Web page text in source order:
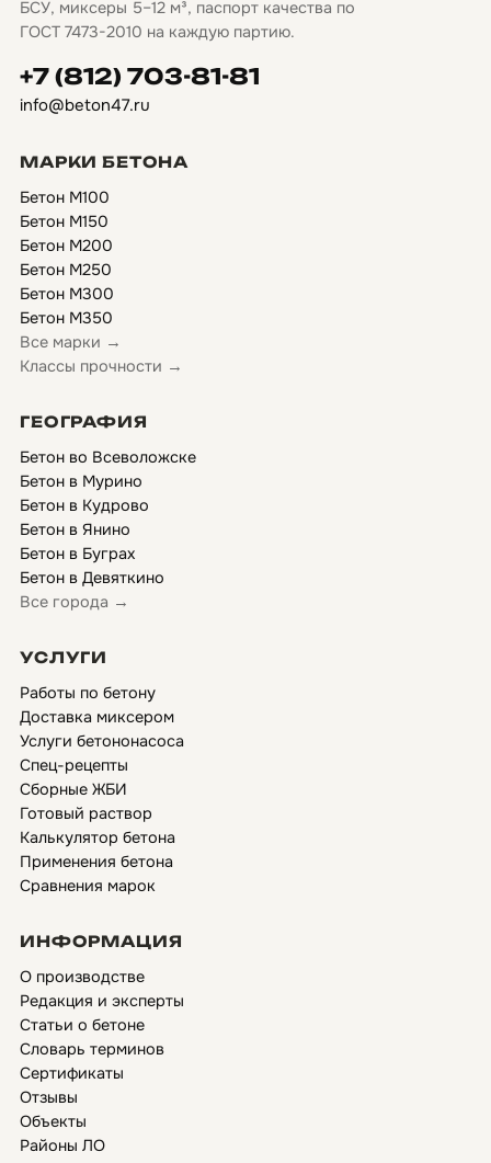
БСУ, миксеры 5–12 м³, паспорт качества по
ГОСТ 7473-2010 на каждую партию.
+7 (812) 703-81-81
info@beton47.ru
МАРКИ БЕТОНА
Бетон М100
Бетон М150
Бетон М200
Бетон М250
Бетон М300
Бетон М350
Все марки →
Классы прочности →
ГЕОГРАФИЯ
Бетон во Всеволожске
Бетон в Мурино
Бетон в Кудрово
Бетон в Янино
Бетон в Буграх
Бетон в Девяткино
Все города →
УСЛУГИ
Работы по бетону
Доставка миксером
Услуги бетононасоса
Спец-рецепты
Сборные ЖБИ
Готовый раствор
Калькулятор бетона
Применения бетона
Сравнения марок
ИНФОРМАЦИЯ
О производстве
Редакция и эксперты
Статьи о бетоне
Словарь терминов
Сертификаты
Отзывы
Объекты
Районы ЛО